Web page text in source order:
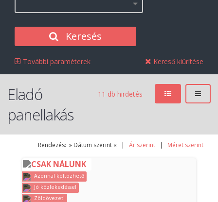
Keresés
További paraméterek Kereső kiürítése
11 db hirdetés
Eladó
panellakás
Rendezés: » Dátum szerint « | Ár szerint | Méret szerint
CSAK NÁLUNK
Azonnal költözhető
Jó közlekedéssel
Zöldövezeti